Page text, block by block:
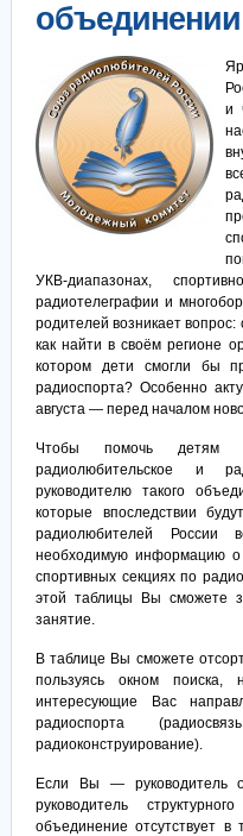
объединении
и
УКВ-диапазонах,
радиотелеграфии и
родителей возникает вопрос:
как найти в своём регионе
котором дети смогли бы
радиоспорта? Особенно
августа — перед началом
Чтобы помочь детям
радиолюбительское и
руководителю такого
которые впоследствии
радиолюбителей России
необходимую информацию о
спортивных секциях по
этой таблицы Вы сможете
занятие.
В таблице Вы сможете
пользуясь окном поиска,
интересующие Вас
радиоспорта
радиоконструирование).
Если Вы — руководитель
руководитель
объединение отсутствует